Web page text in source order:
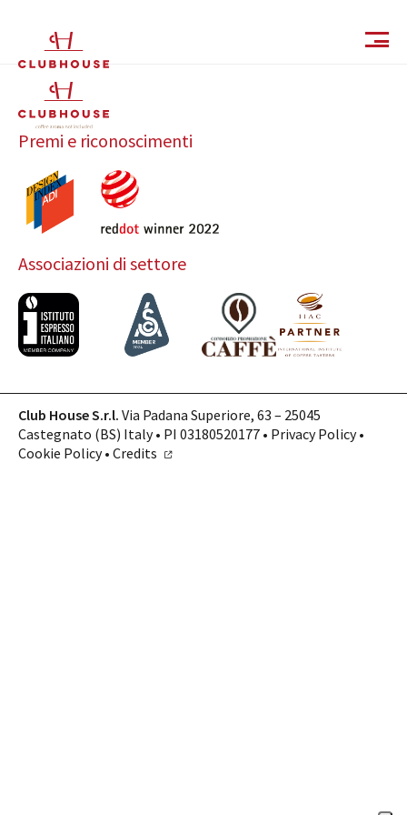
Catalogo
Finiture e Collezioni
Magazine
Azienda
Contatti
SHOP ONLINE CHIAMA
EN
Premi e riconoscimenti
Associazioni di settore
Club House S.r.l. Via Padana Superiore, 63 – 25045
Castegnato (BS) Italy • PI 03180520177 • Privacy Policy•
Cookie Policy• Credits